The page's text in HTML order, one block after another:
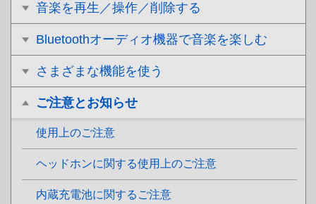
音楽を再生／操作／削除する
Bluetoothオーディオ機器で音楽を楽しむ
さまざまな機能を使う
ご注意とお知らせ
使用上のご注意
ヘッドホンに関する使用上のご注意
内蔵充電池に関するご注意